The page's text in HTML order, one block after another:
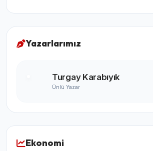
Yazarlarımız
Turgay Karabıyık
Ünlü Yazar
Ekonomi